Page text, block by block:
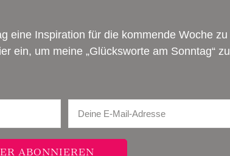
eine Inspiration für die kommende Woche zu
ein, um meine „Glücksworte am Sonntag“ zu
ABONNIEREN